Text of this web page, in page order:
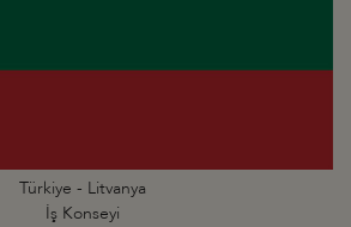
Türkiye - Litvanya
İş Konseyi